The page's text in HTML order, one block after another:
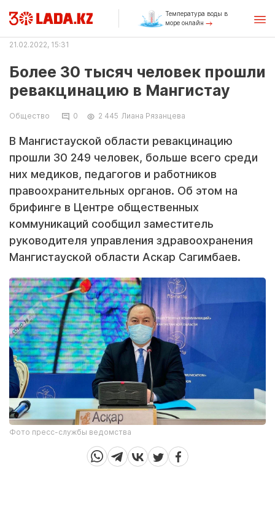
Температура воды в
море онлайн
21.02.2022, 15:31
Более 30 тысяч человек прошли
ревакцинацию в Мангистау
Общество 0 2 445 Лиана Рязанцева
В Мангистауской области ревакцинацию
прошли 30 249 человек, больше всего среди
них медиков, педагогов и работников
правоохранительных органов. Об этом на
брифинге в Центре общественных
коммуникаций сообщил заместитель
руководителя управления здравоохранения
Мангистауской области Аскар Сагимбаев.
Фото пресс-службы ведомства